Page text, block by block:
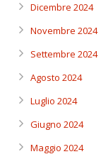
Dicembre 2024
Novembre 2024
Settembre 2024
Agosto 2024
Luglio 2024
Giugno 2024
Maggio 2024